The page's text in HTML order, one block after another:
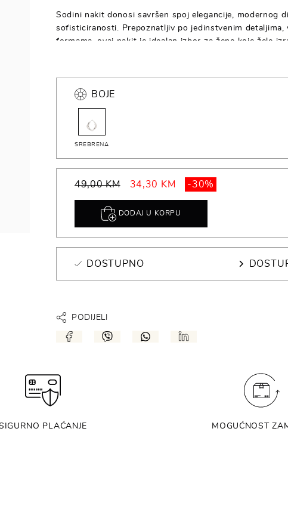
Sodini nakit donosi savršen spoj elegancije, modernog
sofisticiranosti. Prepoznatljiv po jedinstvenim detaljima,
formama, ovaj nakit je idealan izbor za žene koje žele
odjevnu kombinaciju. Bilo da tražite upečatljivu ogrlicu,
BOJE
SREBRENA
49,00 KM 34,30 KM -30%
DODAJ U KORPU
DOSTUPNO
PODIJELI
PLAĆANJE MOGUĆNOST